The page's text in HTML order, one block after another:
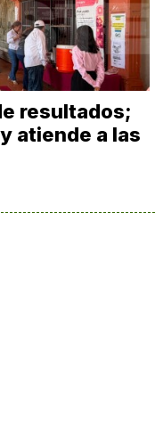
resultados;
atiende a las